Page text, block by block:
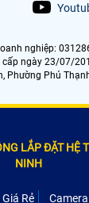
nghiệp:
cấp ngày 23/07/
Phường Phú
LẮP ĐẶT HỆ
NINH
Rẻ